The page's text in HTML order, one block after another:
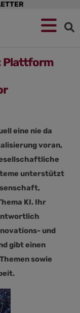
Plattform
eine nie da
voran,
unterstützt
KI. Ihr
und
gibt einen
sowie